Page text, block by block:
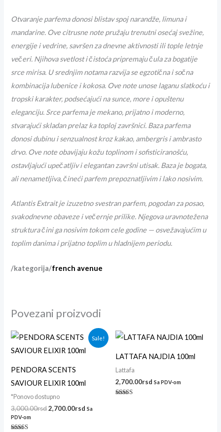
Otvaranje parfema donosi blistav spoj narandže, limuna i
mandarine. Ove citrusne note pružaju trenutni osećaj svežine,
energije i vedrine, savršen za dnevne aktivnosti ili tople letnje
večeri. Njihova svetlost i čistoća pripremaju čula za bogatije
srce mirisa. U srednjim notama razvija se egzotična i sočna
kombinacija lubenice i kokosa. Ove note unose laganu slatkoću i
tropski karakter, podsećajući na sunce, more i opuštenu
eleganciju. Srce parfema je mekano, prijatno i moderno,
stvarajući skladan prelaz ka toploj završnici. Baza parfema
donosi dubinu i senzualnost kroz kakao, ambergris i ambrasto
drvo. Ove note obavijaju kožu toplinom i sofisticiranošću,
ostavljajući upečatljiv i elegantan završni utisak. Baza je bogata,
ali nenametljiva, čineći parfem prepoznatljivim i lako nosivim.
Atlantis Extrait je izuzetno svestran parfem, pogodan za posao,
svakodnevne obaveze i večernje prilike. Njegova uravnotežena
struktura čini ga nosivim tokom cele godine — osvežavajućim u
toplim danima i prijatno toplim u hladnijem periodu.
/kategorija/french avenue
Povezani proizvodi
Sale!
PENDORA SCENTS
SAVIOUR ELIXIR 100ml
*Ponovo dostupno
3,000.00rsd
Originalna
cena
je
3,000.00rsd.
2,700.00rsd
Trenutna
cena
2,700.00rsd.
Sa
PDV-om
LATTAFA NAJDIA 100ml
Lattafa
2,700.00rsd Sa PDV-om